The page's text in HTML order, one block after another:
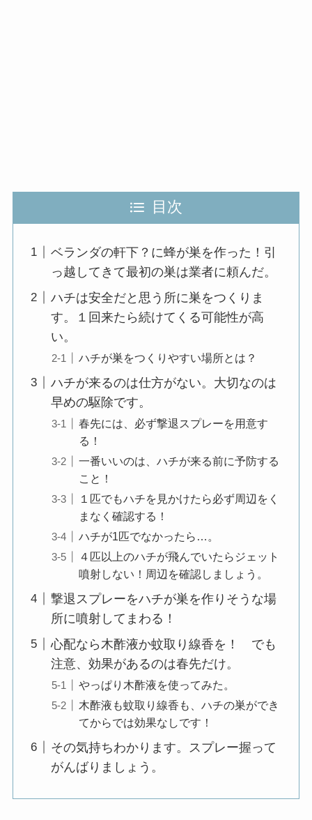
目次
ベランダの軒下？に蜂が巣を作った！引
っ越してきて最初の巣は業者に頼んだ。
ハチは安全だと思う所に巣をつくりま
す。１回来たら続けてくる可能性が高
い。
ハチが巣をつくりやすい場所とは？
ハチが来るのは仕方がない。大切なのは
早めの駆除です。
春先には、必ず撃退スプレーを用意す
る！
一番いいのは、ハチが来る前に予防する
こと！
１匹でもハチを見かけたら必ず周辺をく
まなく確認する！
ハチが1匹でなかったら…。
４匹以上のハチが飛んでいたらジェット
噴射しない！周辺を確認しましょう。
撃退スプレーをハチが巣を作りそうな場
所に噴射してまわる！
心配なら木酢液か蚊取り線香を！ でも
注意、効果があるのは春先だけ。
やっぱり木酢液を使ってみた。
木酢液も蚊取り線香も、ハチの巣ができ
てからでは効果なしです！
その気持ちわかります。スプレー握って
がんばりましょう。